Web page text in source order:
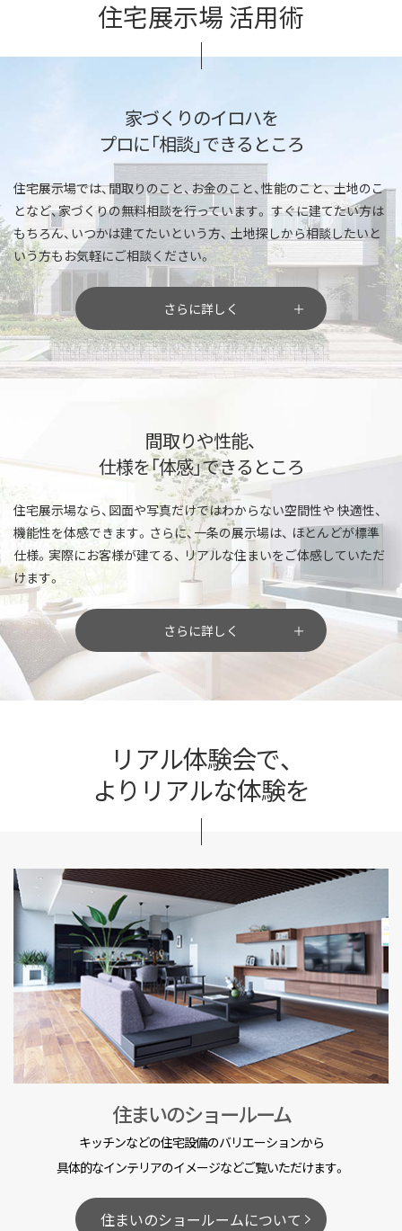
住宅展示場 活用術
家づくりのイロハを
プロに「相談」できるところ
住宅展示場では、間取りのこと、お金のこと、性能のこと、土地のこ
となど、家づくりの無料相談を行っています。 すぐに建てたい方は
もちろん、いつかは建てたいという方、 土地探しから相談したいと
いう方もお気軽にご相談ください。
さらに詳しく
間取りや性能、
仕様を「体感」できるところ
住宅展示場なら、図面や写真だけではわからない空間性や 快適性、
機能性を体感できます。さらに、一条の展示場は、 ほとんどが標準
仕様。実際にお客様が建てる、 リアルな住まいをご体感していただ
けます。
さらに詳しく
リアル体験会で、
よりリアルな体験を
住まいのショールーム
キッチンなどの住宅設備のバリエーションから
具体的なインテリアのイメージなどご覧いただけます。
住まいのショールームについて